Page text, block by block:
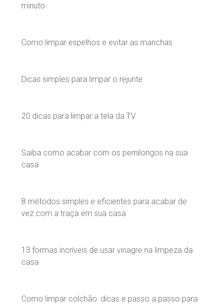
minuto
Como limpar espelhos e evitar as manchas
Dicas simples para limpar o rejunte
20 dicas para limpar a tela da TV
Saiba como acabar com os pernilongos na sua
casa
8 métodos simples e eficientes para acabar de
vez com a traça em sua casa
13 formas incríveis de usar vinagre na limpeza da
casa
Como limpar colchão: dicas e passo a passo para